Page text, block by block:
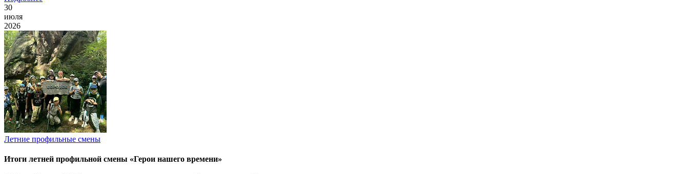
30
июля
2026
Летние профильные смены
Итоги летней профильной смены «Герои нашего времени»